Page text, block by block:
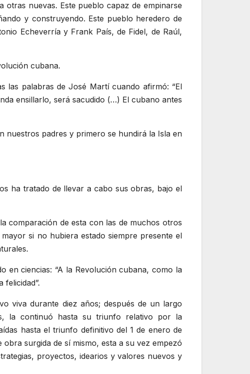
nuevas. Este pueblo capaz de empinarse
y construyendo. Este pueblo heredero de
Echeverría y Frank País, de Fidel, de Raúl,
cubana.
las palabras de José Martí cuando afirmó: “El
ensillarlo, será sacudido (…) El cubano antes
nuestros padres y primero se hundirá la Isla en
ha tratado de llevar a cabo sus obras, bajo el
comparación de esta con las de muchos otros
si no hubiera estado siempre presente el
en ciencias: “A la Revolución cubana, como la
viva durante diez años; después de un largo
la continuó hasta su triunfo relativo por la
hasta el triunfo definitivo del 1 de enero de
surgida de sí mismo, esta a su vez empezó
proyectos, idearios y valores nuevos y